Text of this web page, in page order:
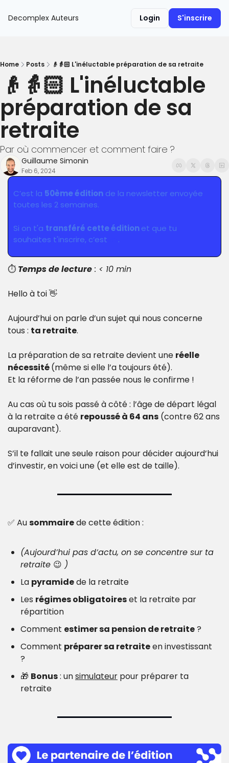
Decomplex Auteurs Login S'inscrire
Home Posts 👴👵🏻 L'inéluctable préparation de sa retraite
👴👵🏻 L'inéluctable
préparation de sa
retraite
Par où commencer et comment faire ?
Guillaume Simonin
Feb 6, 2024
C’est la 50ème édition de la newsletter envoyée
toutes les 2 semaines.
Si on t'a transféré cette édition et que tu
souhaites t'inscrire, c’est
.
⏱️ Temps de lecture : < 10 min
Hello à toi 👋
Aujourd’hui on parle d’un sujet qui nous concerne
tous : ta retraite.
La préparation de sa retraite devient une réelle
nécessité (même si elle l’a toujours été).
Et la réforme de l’an passée nous le confirme !
Au cas où tu sois passé à côté : l’âge de départ légal
à la retraite a été repoussé à 64 ans (contre 62 ans
auparavant).
S’il te fallait une seule raison pour décider aujourd’hui
d’investir, en voici une (et elle est de taille).
✅ Au sommaire de cette édition :
(Aujourd’hui pas d’actu, on se concentre sur ta
retraite 😉 )
La pyramide de la retraite
Les régimes obligatoires et la retraite par
répartition
Comment estimer sa pension de retraite ?
Comment préparer sa retraite en investissant
?
🎁 Bonus : un simulateur pour préparer ta
retraite